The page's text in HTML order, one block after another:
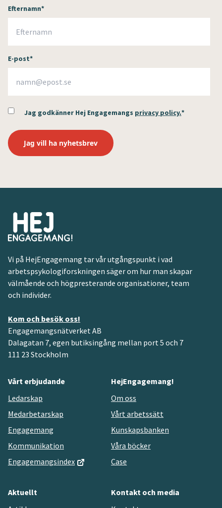
Efternamn*
E-post*
Jag godkänner Hej Engagemangs privacy policy.*
Vi på HejEngagemang tar vår utgångspunkt i vad
arbetspsykologiforskningen säger om hur man skapar
välmående och högpresterande organisationer, team
och individer.
Kom och besök oss!
Engagemangsnätverket AB
Dalagatan 7, egen butiksingång mellan port 5 och 7
111 23 Stockholm
Vårt erbjudande
Ledarskap
Medarbetarskap
Engagemang
Kommunikation
Engagemangsindex
HejEngagemang!
Om oss
Vårt arbetssätt
Kunskapsbanken
Våra böcker
Case
Aktuellt
Kontakt och media